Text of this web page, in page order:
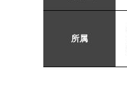
所属